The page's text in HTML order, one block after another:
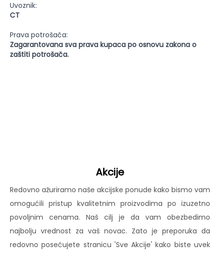
Uvoznik:
CT
Prava potrošača:
Zagarantovana sva prava kupaca po osnovu zakona o
zaštiti potrošača.
Akcije
Redovno ažuriramo naše akcijske ponude kako bismo vam
omogućili pristup kvalitetnim proizvodima po izuzetno
povoljnim cenama. Naš cilj je da vam obezbedimo
najbolju vrednost za vaš novac. Zato je preporuka da
redovno posećujete stranicu 'Sve Akcije' kako biste uvek